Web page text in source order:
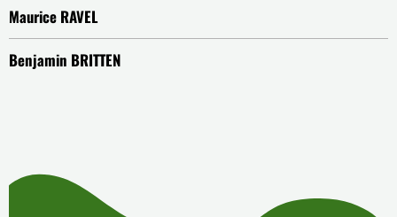
Maurice RAVEL
Benjamin BRITTEN